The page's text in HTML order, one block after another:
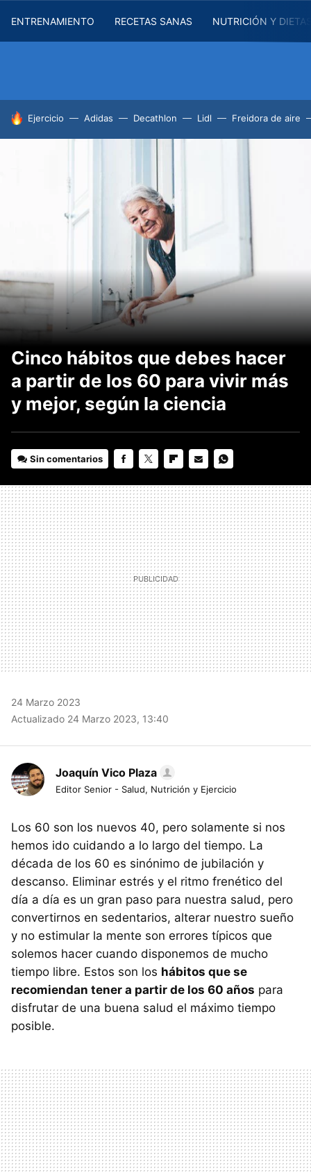
ENTRENAMIENTO RECETAS SANAS NUTRICIÓN Y
HOY SE HABLA DE
Ejercicio Adidas Decathlon Lidl Freidora de aire
Cinco hábitos que debes hacer
a partir de los 60 para vivir más
y mejor, según la ciencia
Sin comentarios
MAIL
24 Marzo 2023
Actualizado 24 Marzo 2023, 13:40
Joaquín Vico Plaza
Editor Senior - Salud, Nutrición y Ejercicio
Los 60 son los nuevos 40, pero solamente si nos
hemos ido cuidando a lo largo del tiempo. La
década de los 60 es sinónimo de jubilación y
descanso. Eliminar estrés y el ritmo frenético del
día a día es un gran paso para nuestra salud, pero
convertirnos en sedentarios, alterar nuestro sueño
y no estimular la mente son errores típicos que
solemos hacer cuando disponemos de mucho
tiempo libre. Estos son los hábitos que se
recomiendan tener a partir de los 60 años para
disfrutar de una buena salud el máximo tiempo
posible.